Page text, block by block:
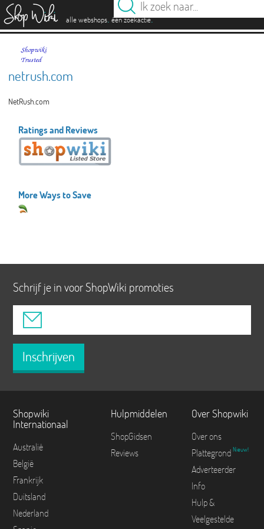
alle webshops. één zoekactie.
netrush.com
NetRush.com
Ratings and Reviews
More Ways to Save
Schrijf je in voor ShopWiki promoties
Inschrijven
Shopwiki
Internationaal
Australië
België
Frankrijk
Duitsland
Nederland
Hulpmiddelen
ShopGidsen
Reviews
Over Shopwiki
Over ons
Plattegrond Nieuw!
Adverteerder
Info
Hulp &
Veelgestelde